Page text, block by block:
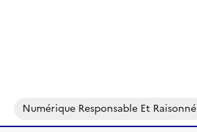
Numérique Responsable Et Raisonné